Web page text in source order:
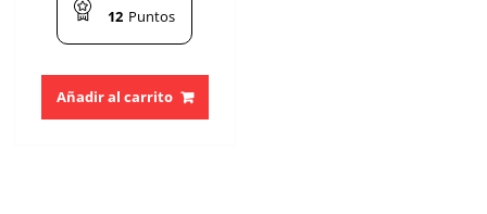
12 Puntos
Añadir al carrito